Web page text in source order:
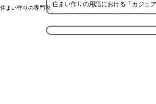
住まい作りの専門家 住まい作りの用語における「カジュ